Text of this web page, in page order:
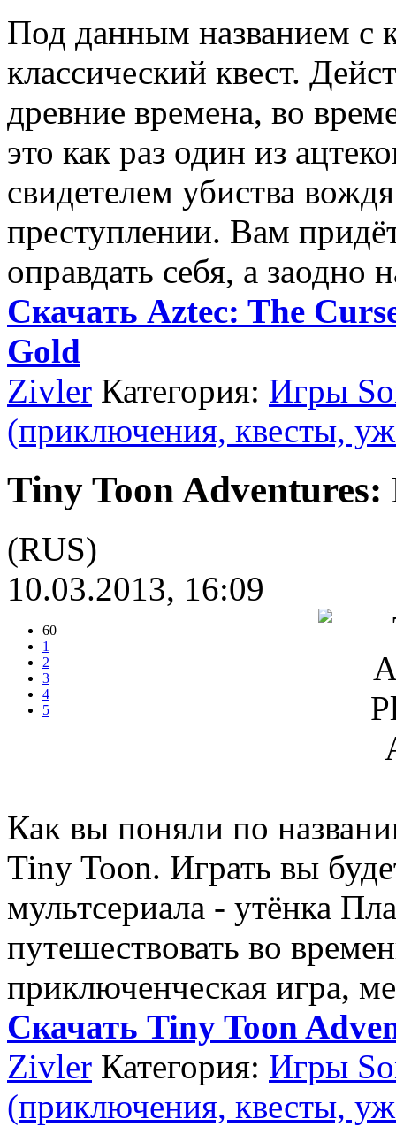
Под данным названием с
классический квест.
древние времена, во
это как раз один из
свидетелем убиства
преступлении. Вам
оправдать себя, а заодно
Скачать Aztec: The
Gold
Zivler Категория: Игры
(приключения, квесты,
Tiny Toon
(RUS)
10.03.2013, 16:09
60
1
2
3
4
5
Как вы поняли по
Tiny Toon. Играть вы
мультсериала - утёнка
путешествовать во
приключенческая игра,
Скачать Tiny Toon
Zivler Категория: Игры
(приключения, квесты,